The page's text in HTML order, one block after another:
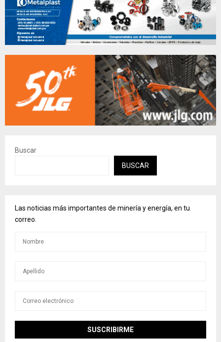
Buscar
BUSCAR
Las noticias más importantes de minería y energía, en tu
correo.